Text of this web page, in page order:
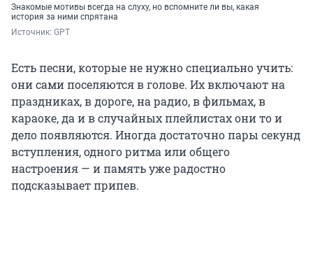
Знакомые мотивы всегда на слуху, но вспомните ли вы, какая
история за ними спрятана
Источник: GPT
Есть песни, которые не нужно специально учить:
они сами поселяются в голове. Их включают на
праздниках, в дороге, на радио, в фильмах, в
караоке, да и в случайных плейлистах они то и
дело появляются. Иногда достаточно пары секунд
вступления, одного ритма или общего
настроения — и память уже радостно
подсказывает припев.